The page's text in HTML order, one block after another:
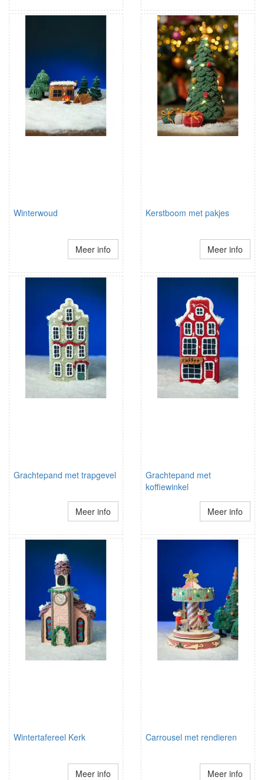
Winterwoud
Meer info
Kerstboom met pakjes
Meer info
Grachtepand met trapgevel
Meer info
Grachtepand met
koffiewinkel
Meer info
Wintertafereel Kerk
Meer info
Carrousel met rendieren
Meer info